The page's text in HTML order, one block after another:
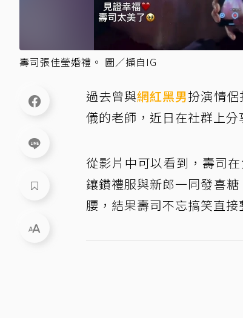
壽司張佳瑩婚禮。 圖／擷自IG
過去曾與網紅黑男扮演情
儀的老師，近日在社群上分
從影片中可以看到，壽司
鑲鑽禮服與新郎一同發喜
腰，結果壽司不忘搞笑直